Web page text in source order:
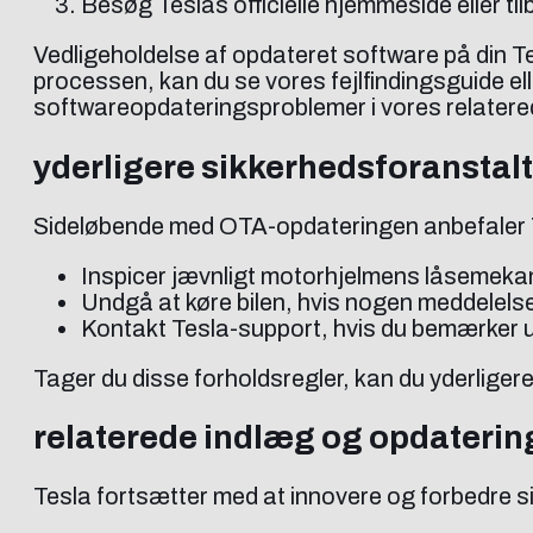
Vedligeholdelse af opdateret software på din
processen, kan du se vores fejlfindingsguide
softwareopdateringsproblemer i vores
yderligere
Sideløbende med OTA-opdateringen
Inspicer jævnligt motorhjelmens
Undgå at køre bilen, hvis nogen
Kontakt Tesla-support, hvis du
Tager du disse forholdsregler, kan du
relaterede indlæg og
Tesla fortsætter med at innovere og forbedre